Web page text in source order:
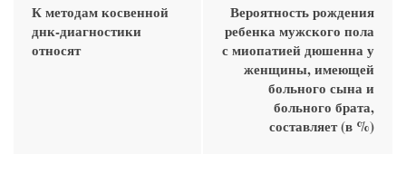
К методам косвенной
днк-диагностики
относят
Вероятность рождения
ребенка мужского пола
с миопатией дюшенна у
женщины, имеющей
больного сына и
больного брата,
составляет (в %)